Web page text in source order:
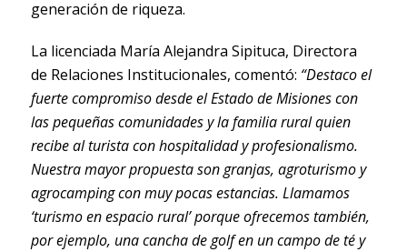
generación de riqueza.
La licenciada María Alejandra Sipituca, Directora
de Relaciones Institucionales, comentó: “Destaco el
fuerte compromiso desde el Estado de Misiones con
las pequeñas comunidades y la familia rural quien
recibe al turista con hospitalidad y profesionalismo.
Nuestra mayor propuesta son granjas, agroturismo y
agrocamping con muy pocas estancias. Llamamos
‘turismo en espacio rural’ porque ofrecemos también,
por ejemplo, una cancha de golf en un campo de té y